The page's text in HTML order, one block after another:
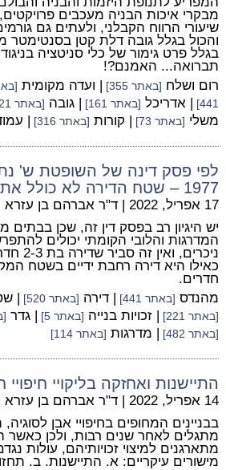
מבקרי איכות הבניה מעכבים
שיעורי הרווח הקבלני, ולעתים גם
והכול בגלל גובה דלת קטן בסנטימטר
בגלל פרט גימור של כלי סניטציה
תברואה... האמנם?!
רום ושלח [באתר 355] | ועדה מקומית
441]
| אדריכל [באתר 161] | גובה [באתר 221]
משלי [באתר 73] | קורות [באתר 316] |
לפי פסק דינה של השופטת ש'
1977 – שטח הדירה לא כולל את חדר המדרגות
17 אפריל, 2022 | ד"ר אברהם בן עזרא
יש היגיון רב בפסק דין זה, שכן בבתים
המדרגות והלובי הקומתי יכולים
ניכרים,
חדרים.
מהנדס [באתר 441] | דירה [באתר 520] |
[באתר 221] | זכויות בנייה [באתר 5] | גדר
[באתר 482] | מדרגות [באתר 114]
התיישנות ואחזקה בליקויי חיפויי
14 אפריל, 2022 | ד"ר אברהם בן עזרא
בבניינים המחופים בחיפויי אבן
מתגלים לאחר שנים רבות, ולכן כאשר
מתארגנים למיצוי זכויותיהם, עולות
מישורים עיקריים: א. התיישנות. ב.